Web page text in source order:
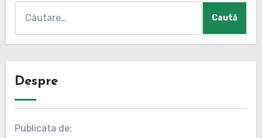
după:
Despre
Publicata de: